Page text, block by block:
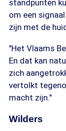
standpunten
om een
zijn met de
"Het Vlaams
En dat kan
zich
vertolkt
macht zijn."
Wilders